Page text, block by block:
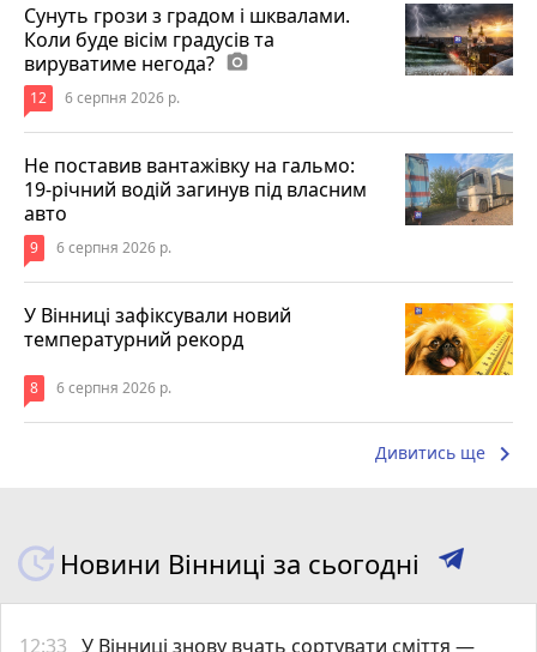
Сунуть грози з градом і шквалами.
Коли буде вісім градусів та
вируватиме негода? photo_camera
12 6 серпня 2026 р.
Не поставив вантажівку на гальмо:
19-річний водій загинув під власним
авто
9 6 серпня 2026 р.
У Вінниці зафіксували новий
температурний рекорд
8 6 серпня 2026 р.
Дивитись ще keyboard_arrow_right
Новини Вінниці за сьогодні
12:33 У Вінниці знову вчать сортувати сміття —